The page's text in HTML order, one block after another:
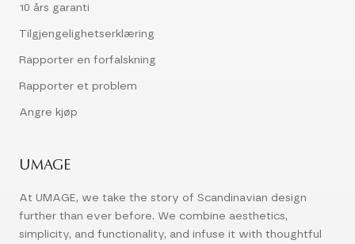
10 års garanti
Tilgjengelighetserklæring
Rapporter en forfalskning
Rapporter et problem
Angre kjøp
UMAGE
At UMAGE, we take the story of Scandinavian design
further than ever before. We combine aesthetics,
simplicity, and functionality, and infuse it with thoughtful